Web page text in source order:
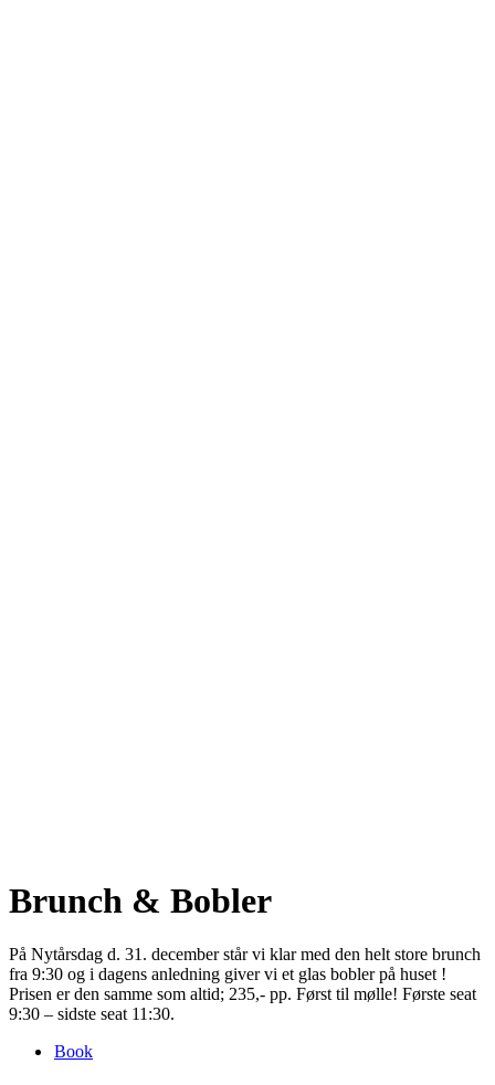
Brunch & Bobler
På Nytårsdag d. 31. december står vi klar med den helt store brunch
fra 9:30 og i dagens anledning giver vi et glas bobler på huset !
Prisen er den samme som altid; 235,- pp. Først til mølle! Første seat
9:30 – sidste seat 11:30.
Book